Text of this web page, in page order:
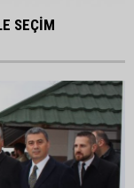
SEÇİM